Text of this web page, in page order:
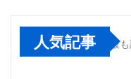
人気記事 最